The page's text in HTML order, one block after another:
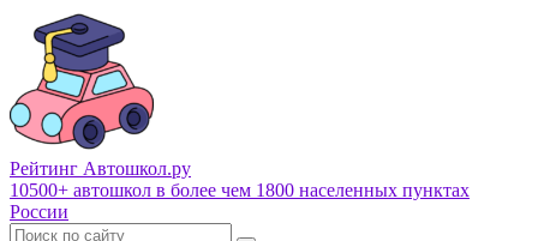
Рейтинг Автошкол.ру
10500+ автошкол в более чем 1800 населенных пунктах
России